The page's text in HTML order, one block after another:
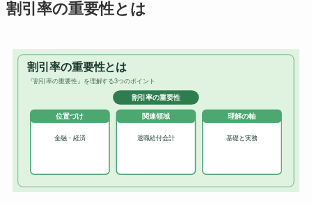
割引率の重要性とは